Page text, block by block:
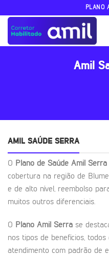
content
PLANO
Amil
AMIL SAÚDE SERRA
O Plano de Saúde Amil Serra
cobertura na região de
e de alto nível, reembolso
muitos outros diferenciais.
O Plano Amil Serra se
nos tipos de benefícios,
atendimento com padrão de